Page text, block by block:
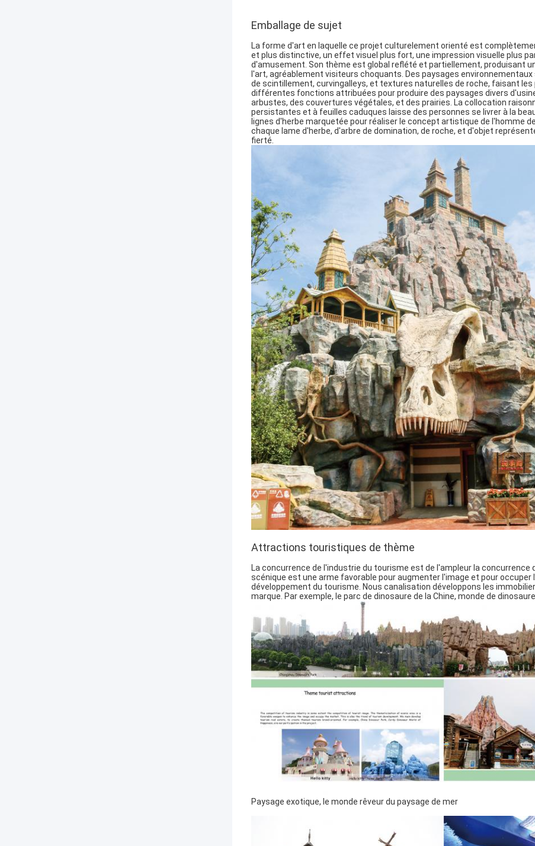
Emballage de sujet
La forme d'art en laquelle ce projet culturelement orienté est
et plus distinctive, un effet visuel plus fort, une impression visuelle plus
d'amusement. Son thème est global reflété et partiellement, produisant
l'art, agréablement visiteurs choquants. Des paysages
de scintillement, curvingalleys, et textures naturelles de roche, faisant les
différentes fonctions attribuées pour produire des paysages divers
arbustes, des couvertures végétales, et des prairies. La collocation
persistantes et à feuilles caduques laisse des personnes se livrer à la
lignes d'herbe marquetée pour réaliser le concept artistique de l'homme
chaque lame d'herbe, d'arbre de domination, de roche, et d'objet
fierté.
Attractions touristiques de thème
La concurrence de l'industrie du tourisme est de l'ampleur la
scénique est une arme favorable pour augmenter l'image et pour
développement du tourisme. Nous canalisation développons les
marque. Par exemple, le parc de dinosaure de la Chine, monde de
Paysage exotique, le monde rêveur du paysage de mer